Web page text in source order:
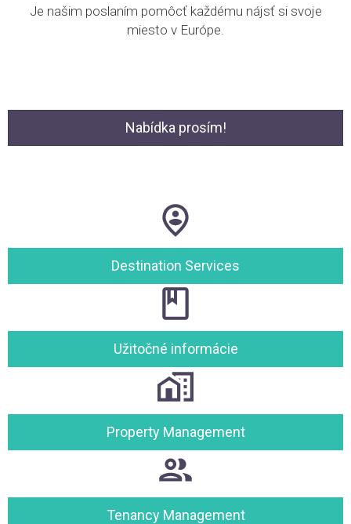
Je našim poslaním pomôcť každému nájsť si svoje
miesto v Európe.
Nabídka prosím!
Destination Services
Užitočné informácie
Property Management
Tenancy Management